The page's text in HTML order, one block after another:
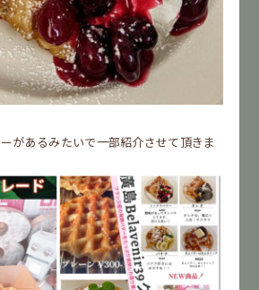
があるみたいで一部紹介させて頂きま